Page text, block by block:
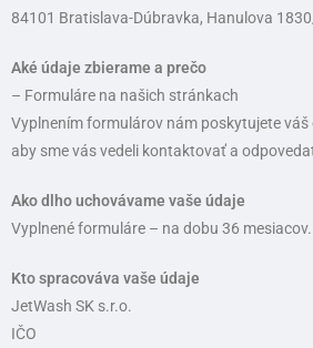
84101 Bratislava-Dúbravka, Hanulova
Aké údaje zbierame a prečo
– Formuláre na našich stránkach
Vyplnením formulárov nám poskytujete váš
aby sme vás vedeli kontaktovať a
Ako dlho uchovávame vaše údaje
Vyplnené formuláre – na dobu 36 mesiacov.
Kto spracováva vaše údaje
JetWash SK s.r.o.
IČO